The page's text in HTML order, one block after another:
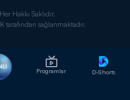
Programlar D-Shorts
Hakkı Saklıdır.
sağlanmaktadır.